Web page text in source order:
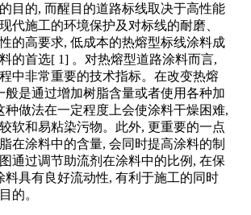
目的, 而醒目的道路标线取决于高性能
代施工的环境保护及对标线的耐磨、
的高要求, 低成本的热熔型标线涂料成
的首选[ 1] 。对热熔型道路涂料而言,
中非常重要的技术指标。在改变热熔
般是通过增加树脂含量或者使用各种加
种做法在一定程度上会使涂料干燥困难,
软和易粘染污物。此外, 更重要的一点
在涂料中的含量, 会同时提高涂料的制
通过调节助流剂在涂料中的比例, 在保
料具有良好流动性, 有利于施工的同时
的。